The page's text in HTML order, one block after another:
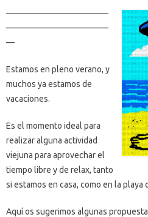
————————————
————————————
—
Estamos en pleno verano, y
muchos ya estamos de
vacaciones.
Es el momento ideal para
realizar alguna actividad
viejuna para aprovechar el
tiempo libre y de relax, tanto
si estamos en casa, como en la playa
Aquí os sugerimos algunas